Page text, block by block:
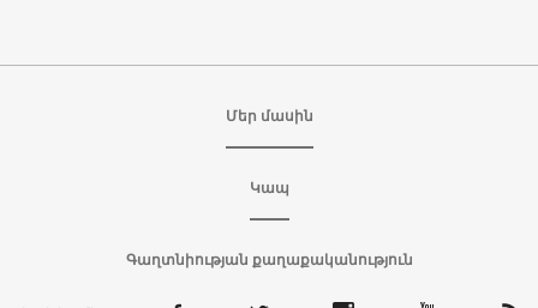
Մեր մասին
Կապ
Գաղտնիության քաղաքականություն